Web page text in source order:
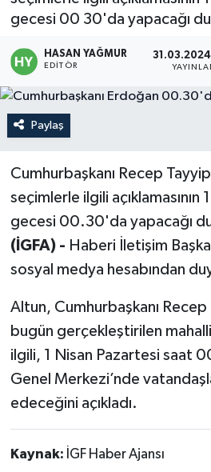
gecesi 00 30'da yapacağı
HASAN YAĞMUR
EDITÖR
Paylaş
Cumhurbaşkanı Recep
seçimlerle ilgili açıklamasının
gecesi 00.30'da yapacağı
(İGFA) - Haberi İletişim
sosyal medya hesabından
Altun, Cumhurbaşkanı
bugün gerçekleştirilen
ilgili, 1 Nisan Pazartesi saat
Genel Merkezi’nde
edeceğini açıkladı.
Kaynak: İGF Haber Ajansı
Kültür & Sanat
Magazin
Spor
Yaşam
Son Dakika Haberleri
Haber Arşivi